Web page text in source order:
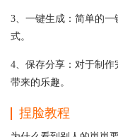
3、一键生成：简单的
式。
4、保存分享：对于制
带来的乐趣。
捏脸教程